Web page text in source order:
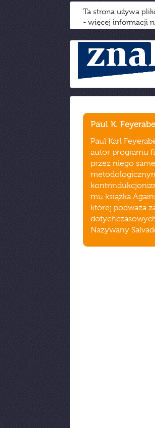
Ta strona używa
- więcej informacji
Paul K.
Paul Karl
autor programu
przez niego
mu książka
której podważa
Nazywany